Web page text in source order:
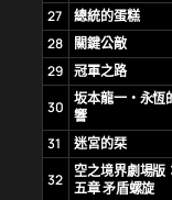
27
總統的蛋糕
28
關鍵公敵
29 冠軍之路
30 坂本龍一・永恆
響
31
迷宮的栞
32
空之境界劇場版
五章 矛盾螺旋